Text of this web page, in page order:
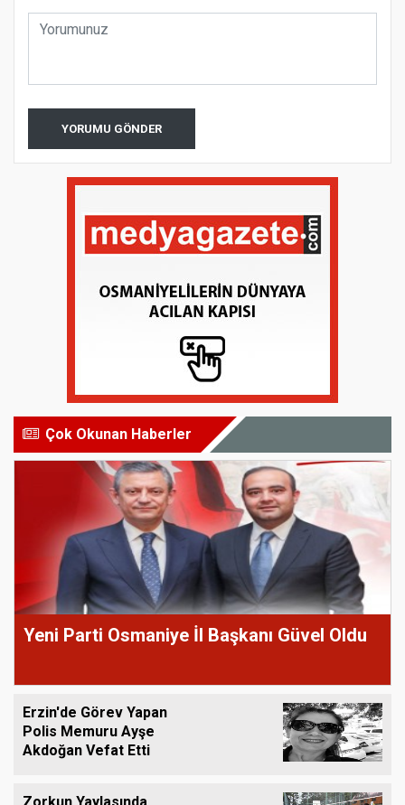
YORUMU GÖNDER
Çok Okunan Haberler
Yeni Parti Osmaniye İl Başkanı Güvel Oldu
Erzin'de Görev Yapan
Polis Memuru Ayşe
Akdoğan Vefat Etti
Zorkun Yaylasında